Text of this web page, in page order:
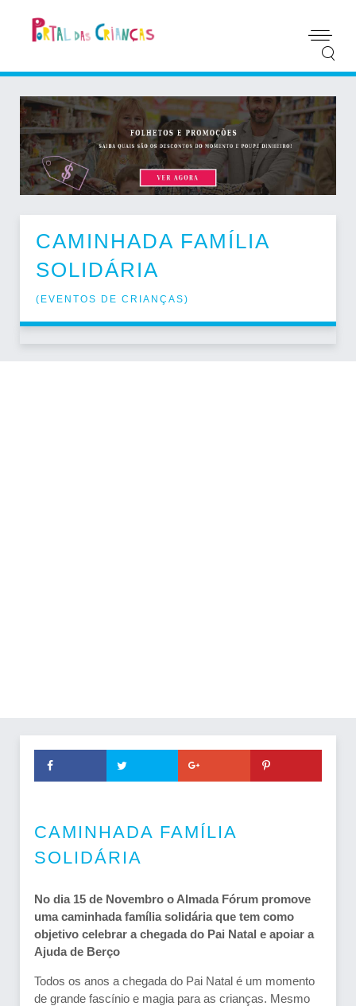
CAMINHADA FAMÍLIA
SOLIDÁRIA
( EVENTOS DE CRIANÇAS)
CAMINHADA FAMÍLIA
SOLIDÁRIA
No dia 15 de Novembro o Almada Fórum promove
uma caminhada família solidária que tem como
objetivo celebrar a chegada do Pai Natal e apoiar a
Ajuda de Berço
Todos os anos a chegada do Pai Natal é um momento
de grande fascínio e magia para as crianças. Mesmo